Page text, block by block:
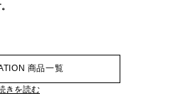
商品一覧
きを読む